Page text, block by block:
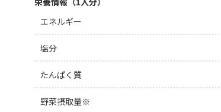
エネルギー
塩分
たんぱく質
野菜摂取量※